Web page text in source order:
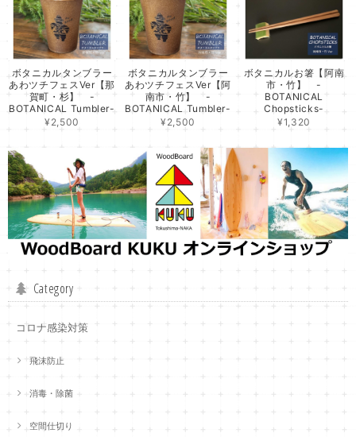
ボタニカルタンブラー
あわツチフェスVer【那
賀町・杉】 -
BOTANICAL Tumbler-
¥2,500
ボタニカルタンブラー
あわツチフェスVer【阿
南市・竹】 -
BOTANICAL Tumbler-
¥2,500
ボタニカルお箸【阿南
市・竹】 -
BOTANICAL
Chopsticks-
¥1,320
Category
コロナ感染対策
飛沫防止
消毒・除菌
空間仕切り